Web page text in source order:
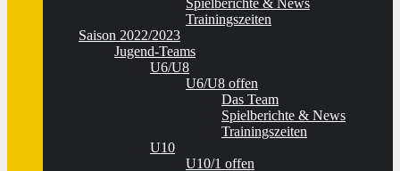
Spielberichte & News
Trainingszeiten
Saison 2022/2023
Jugend-Teams
U6/U8
U6/U8 offen
Das Team
Spielberichte & News
Trainingszeiten
U10
U10/1 offen